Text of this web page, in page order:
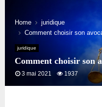
Home
juridique
Comment choisir son
juridique
Comment choisir son
3 mai 2021 1937